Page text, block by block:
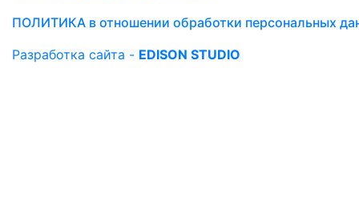
ПОЛИТИКА в отношении обработки персональных
Разработка сайта - EDISON STUDIO